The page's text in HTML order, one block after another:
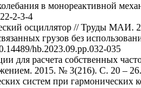
в монореактивной
2-3-4
осциллятор // Труды МАИ.
грузов без
hb.2023.09.pp.032-035
для расчета собственных
2015. № 3(216). С. 20 –
систем при